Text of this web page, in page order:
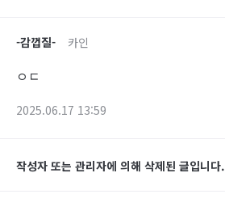
-감껍질- 카인
ㅇㄷ
2025.06.17 13:59
작성자 또는 관리자에 의해 삭제된 글입니다.